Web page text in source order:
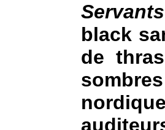
black
de